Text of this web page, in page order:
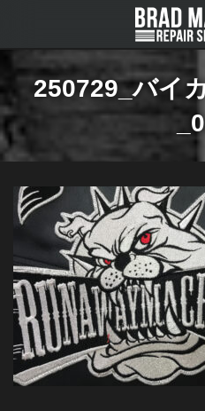
ン
へ
キ
ッ
プ
ー
ョ
に
移
動
250729_バイ